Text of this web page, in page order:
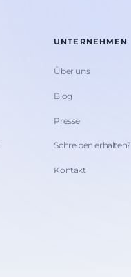
UNTERNEHMEN
Über uns
Blog
Presse
Schreiben erhalten?
Kontakt